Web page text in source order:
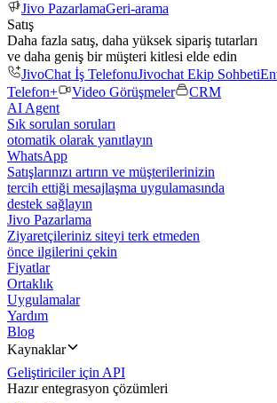
Jivo PazarlamaGeri-arama
Satış
Daha fazla satış, daha yüksek sipariş tutarları
ve daha geniş bir müşteri kitlesi elde edin
JivoChat İş TelefonuJivochat Ekip Sohbeti
Telefon+
Video Görüşmeler
CRM
AI Agent
Sık sorulan soruları
otomatik olarak yanıtlayın
WhatsApp
Satışlarınızı artırın ve müşterilerinizin
tercih ettiği mesajlaşma uygulamasında
destek sağlayın
Jivo Pazarlama
Ziyaretçileriniz siteyi terk etmeden
önce ilgilerini çekin
Fiyatlar
Ortaklık
Uygulamalar
Yardım
Blog
Kaynaklar
Geliştiriciler için API
Hazır entegrasyon çözümleri